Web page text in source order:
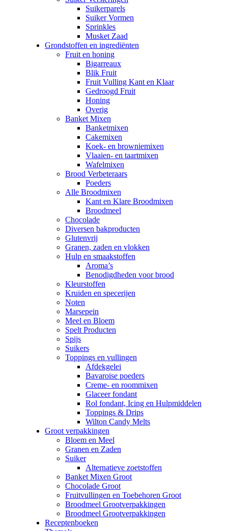
Suikerparels
Suiker Vormen
Sprinkles
Musket Zaad
Grondstoffen en ingrediënten
Fruit en honing
Bigarreaux
Blik Fruit
Fruit Vulling Kant en Klaar
Gedroogd Fruit
Honing
Overig
Banket Mixen
Banketmixen
Cakemixen
Koek- en browniemixen
Vlaaien- en taartmixen
Wafelmixen
Brood Verbeteraars
Poeders
Alle Broodmixen
Kant en Klare Broodmixen
Broodmeel
Chocolade
Diversen bakproducten
Glutenvrij
Granen, zaden en vlokken
Hulp en smaakstoffen
Aroma’s
Benodigdheden voor brood
Kleurstoffen
Kruiden en specerijen
Noten
Marsepein
Meel en Bloem
Spelt Producten
Spijs
Suikers
Toppings en vullingen
Afdekgelei
Bavaroise poeders
Creme- en roommixen
Glaceer fondant
Rol fondant, Icing en Hulpmiddelen
Toppings & Drips
Wilton Candy Melts
Groot verpakkingen
Bloem en Meel
Granen en Zaden
Suiker
Alternatieve zoetstoffen
Banket Mixen Groot
Chocolade Groot
Fruitvullingen en Toebehoren Groot
Broodmeel Grootverpakkingen
Broodmeel Grootverpakkingen
Receptenboeken